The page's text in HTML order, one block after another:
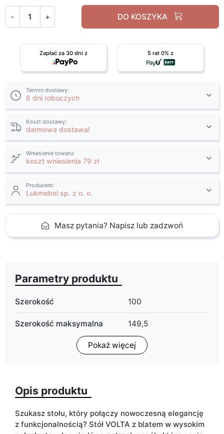
- + DO KOSZYKA
Zapłać za 30 dni z 5 rat 0% z
Termin dostawy:
6 dni roboczych
Koszt dostawy:
darmowa dostawa!
Wniesienie towaru:
koszt wniesienia 79 zł
Producent:
Lukmebel sp. z o. o.
Masz pytania? Napisz lub zadzwoń
Parametry produktu
Szerokość 100
Szerokość maksymalna 149,5
72,5
Wykończenie
Kolorystyka
biały
kaszmir
Pokaż więcej
Opis produktu
Szukasz stołu, który połączy nowoczesną elegancję
z funkcjonalnością? Stół VOLTA z blatem w wysokim